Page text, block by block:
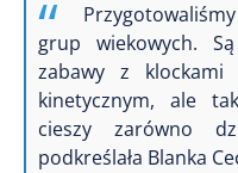
grup wiekowych.
zabawy z klockami
kinetycznym, ale
cieszy zarówno
podkreślała Blanka